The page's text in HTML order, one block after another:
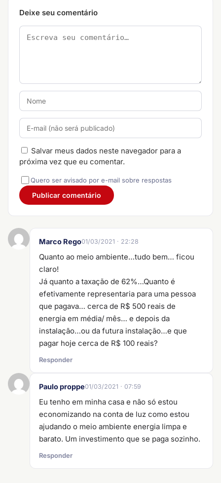
Deixe seu comentário
Salvar meus dados neste navegador para a
próxima vez que eu comentar.
Quero ser avisado por e-mail sobre respostas
Marco Rego01/03/2021 · 22:28
Quanto ao meio ambiente…tudo bem… ficou
claro!
Já quanto a taxação de 62%…Quanto é
efetivamente representaria para uma pessoa
que pagava… cerca de R$ 500 reais de
energia em média/ mês… e depois da
instalação…ou da futura instalação…e que
pagar hoje cerca de R$ 100 reais?
Responder
Paulo proppe01/03/2021 · 07:59
Eu tenho em minha casa e não só estou
economizando na conta de luz como estou
ajudando o meio ambiente energia limpa e
barato. Um investimento que se paga sozinho.
Responder